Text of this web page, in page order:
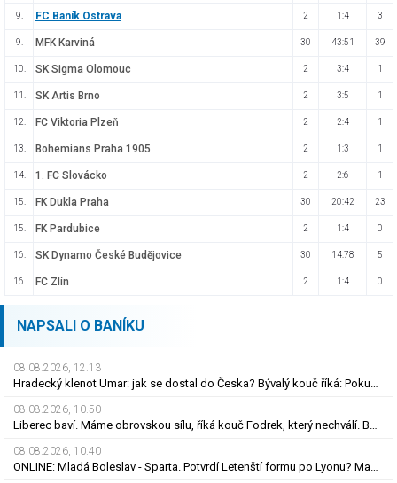
9. FC Baník Ostrava 2 1:4 3
9. MFK Karviná 30 43:51 39
10. SK Sigma Olomouc 2 3:4 1
11. SK Artis Brno 2 3:5 1
12. FC Viktoria Plzeň 2 2:4 1
13. Bohemians Praha 1905 2 1:3 1
14. 1. FC Slovácko 2 2:6 1
15. FK Dukla Praha 30 20:42 23
15. FK Pardubice 2 1:4 0
16. SK Dynamo České Budějovice 30 14:78 5
16. FC Zlín 2 1:4 0
NAPSALI O BANÍKU
08.08.2026, 12.13
Hradecký klenot Umar: jak se dostal do Česka? Bývalý kouč říká: Pokud nezblbne...
08.08.2026, 10.50
Liberec baví. Máme obrovskou sílu, říká kouč Fodrek, který nechválí. Bořil? Nic vážného
08.08.2026, 10.40
ONLINE: Mladá Boleslav - Sparta. Potvrdí Letenští formu po Lyonu? Macek proti svým